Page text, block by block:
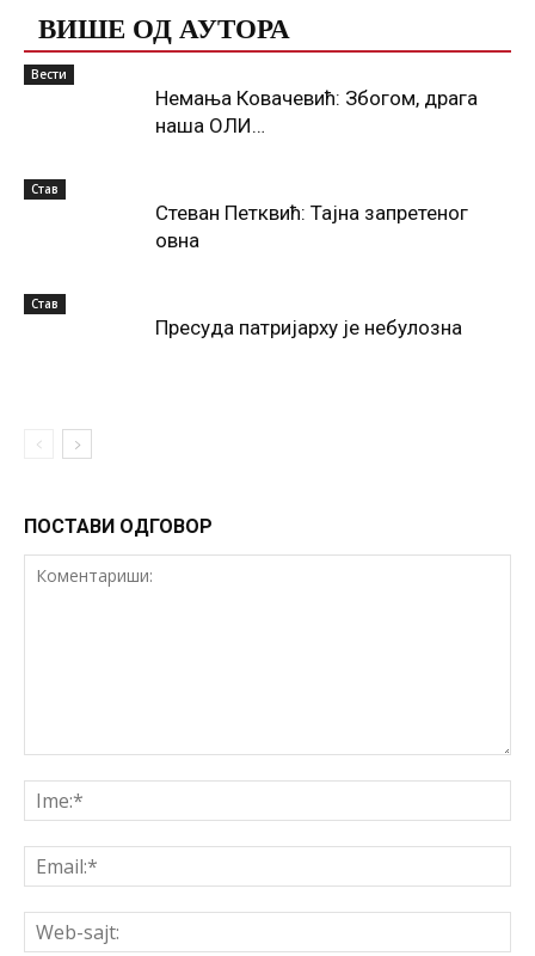
ВИШЕ ОД АУТОРА
Вести
Немања Ковачевић: Збогом, драга
наша ОЛИ…
Став
Стеван Петквић: Тајна запретеног
овна
Став
Пресуда патријарху је небулозна
ПОСТАВИ ОДГОВОР